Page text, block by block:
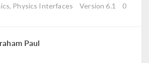
Physics Interfaces
Version 6.1
0
Paul